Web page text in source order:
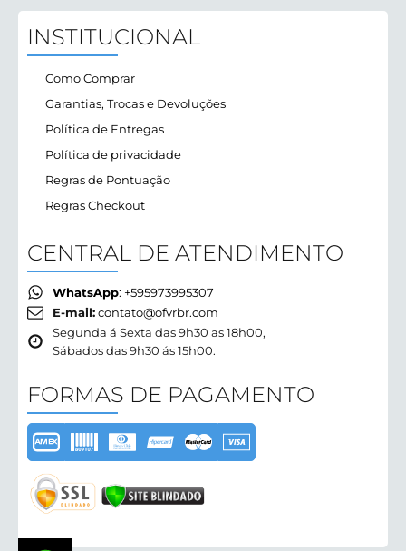
INSTITUCIONAL
Como Comprar
Garantias, Trocas e Devoluções
Política de Entregas
Política de privacidade
Regras de Pontuação
Regras Checkout
CENTRAL DE ATENDIMENTO
WhatsApp: +595973995307
E-mail:contato@ofvrbr.com
Segunda á Sexta das 9h30 as 18h00,
Sábados das 9h30 ás 15h00.
FORMAS DE PAGAMENTO